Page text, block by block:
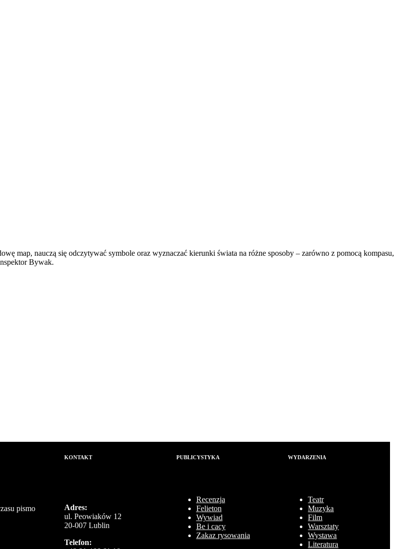
map, nauczą się odczytywać symbole oraz wyznaczać kierunki świata na różne sposoby – zarówno z pomocą
Bywak.
pismo
KONTAKT
Adres:
ul. Peowiaków 12
20-007 Lublin
Telefon:
PUBLICYSTYKA
Recenzja
Felieton
Wywiad
Be i cacy
Zakaz rysowania
WYDARZENIA
Teatr
Muzyka
Film
Warsztaty
Wystawa
Literatura